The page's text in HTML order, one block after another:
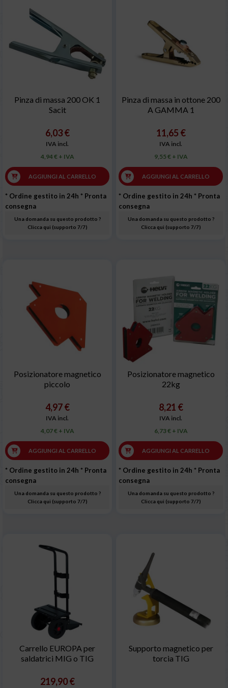
Pinza di massa 200 OK 1
Sacit
6,03 €
IVA incl.
4,94 € + IVA
AGGIUNGI AL CARRELLO
* Ordine gestito in 24h * Pronta
consegna
Una domanda su questo prodotto ?
Clicca qui (supporto 7/7)
Pinza di massa in ottone 200
A GAMMA 1
11,65 €
IVA incl.
9,55 € + IVA
AGGIUNGI AL CARRELLO
* Ordine gestito in 24h * Pronta
consegna
Una domanda su questo prodotto ?
Clicca qui (supporto 7/7)
Posizionatore magnetico
piccolo
4,97 €
IVA incl.
4,07 € + IVA
AGGIUNGI AL CARRELLO
* Ordine gestito in 24h * Pronta
consegna
Una domanda su questo prodotto ?
Clicca qui (supporto 7/7)
Posizionatore magnetico
22kg
8,21 €
IVA incl.
6,73 € + IVA
AGGIUNGI AL CARRELLO
* Ordine gestito in 24h * Pronta
consegna
Una domanda su questo prodotto ?
Clicca qui (supporto 7/7)
Carrello EUROPA per
saldatrici MIG o TIG
219,90 €
Supporto magnetico per
torcia TIG